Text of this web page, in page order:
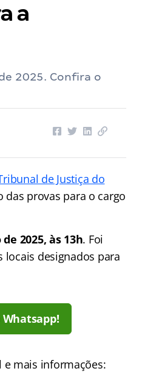
a
2025. Confira o
de Justiça do
provas para o cargo
2025, às 13h. Foi
designados para
e mais informações: